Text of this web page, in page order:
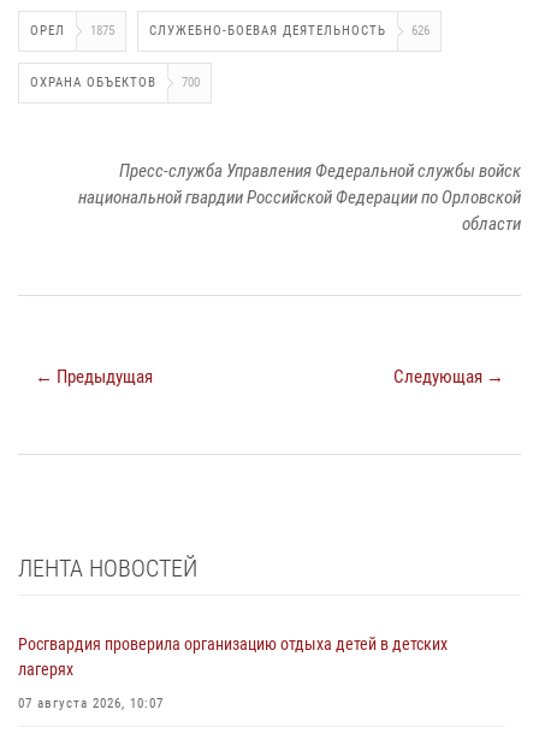
ОРЕЛ 1875 СЛУЖЕБНО-БОЕВАЯ ДЕЯТЕЛЬНОСТЬ 626
ОХРАНА ОБЪЕКТОВ 700
Пресс-служба Управления Федеральной службы войск
национальной гвардии Российской Федерации по Орловской
области
← Предыдущая Следующая →
ЛЕНТА НОВОСТЕЙ
Росгвардия проверила организацию отдыха детей в детских
лагерях
07 августа 2026, 10:07